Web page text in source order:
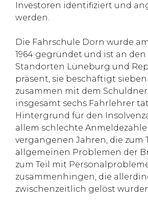
Investoren identifiziert und
werden.
Die Fahrschule Dorn wurde
1964 gegründet und ist an den
Standorten Lüneburg und
präsent, sie beschäftigt
zusammen mit dem
insgesamt sechs Fahrlehrer
Hintergrund für den
allem schlechte
vergangenen Jahren, die zum
allgemeinen Problemen der
zum Teil mit
zusammenhingen, die
zwischenzeitlich gelöst